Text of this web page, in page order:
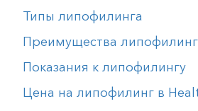
Типы липофилинга
Преимущества
Показания к липофилингу
Цена на липофилинг в